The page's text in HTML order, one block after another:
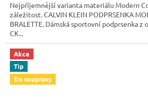
Nejpříjemnější varianta materiálu Modern
záležitost. CALVIN KLEIN PODPRSENKA
BRALETTE. Dámská sportovní podprsenka z
CK...
Akce
Tip
Do soupravy